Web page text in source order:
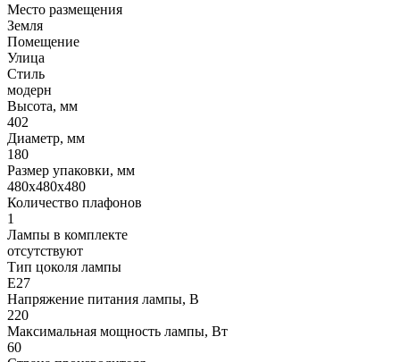
Место размещения
Земля
Помещение
Улица
Стиль
модерн
Высота, мм
402
Диаметр, мм
180
Размер упаковки, мм
480x480x480
Количество плафонов
1
Лампы в комплекте
отсутствуют
Тип цоколя лампы
E27
Напряжение питания лампы, В
220
Максимальная мощность лампы, Вт
60